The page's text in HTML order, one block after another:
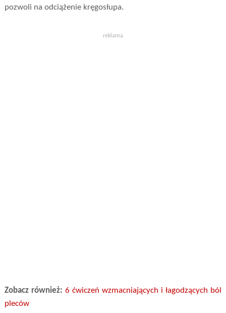
pozwoli na odciążenie kręgosłupa.
reklama
Zobacz również: 6 ćwiczeń wzmacniających i łagodzących ból
pleców